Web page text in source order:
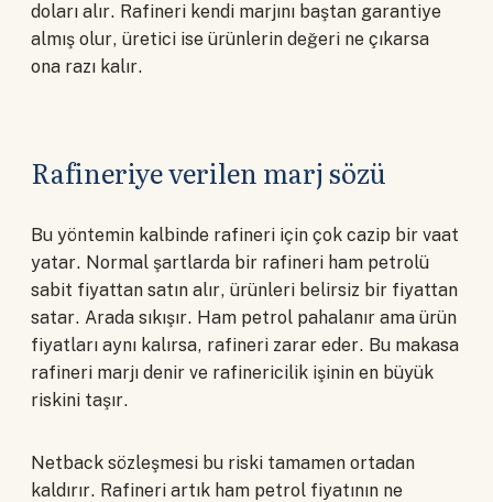
doları alır. Rafineri kendi marjını baştan garantiye
almış olur, üretici ise ürünlerin değeri ne çıkarsa
ona razı kalır.
Rafineriye verilen marj sözü
Bu yöntemin kalbinde rafineri için çok cazip bir vaat
yatar. Normal şartlarda bir rafineri ham petrolü
sabit fiyattan satın alır, ürünleri belirsiz bir fiyattan
satar. Arada sıkışır. Ham petrol pahalanır ama ürün
fiyatları aynı kalırsa, rafineri zarar eder. Bu makasa
rafineri marjı denir ve rafinericilik işinin en büyük
riskini taşır.
Netback sözleşmesi bu riski tamamen ortadan
kaldırır. Rafineri artık ham petrol fiyatının ne